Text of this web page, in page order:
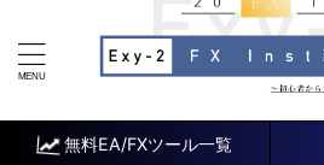
無料EA/FXツール一覧